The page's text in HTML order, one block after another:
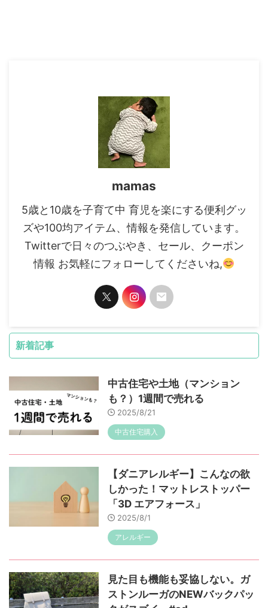
mamas
5歳と10歳を子育て中 育児を楽にする便利グッ
ズや100均アイテム、情報を発信しています。
Twitterで日々のつぶやき、セール、クーポン
情報 お気軽にフォローしてくださいね,
新着記事
中古住宅や土地（マンション
も？）1週間で売れる
2025/8/21
中古住宅購入
【ダニアレルギー】こんなの欲
しかった！マットレストッパー
「3D エアフォース」
2025/8/1
アレルギー
見た目も機能も妥協しない。ガ
ストンルーガのNEWバックパッ